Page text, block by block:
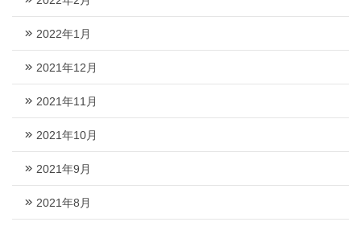
2022年1月
2021年12月
2021年11月
2021年10月
2021年9月
2021年8月